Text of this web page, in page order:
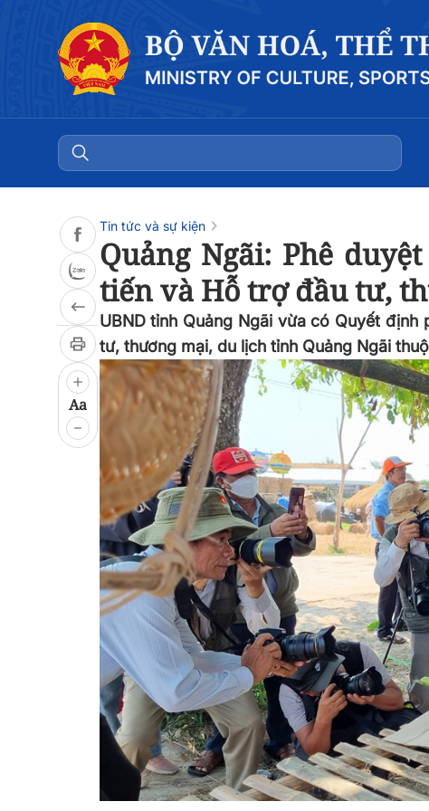
Aa
Tin tức và sự kiện
Quảng Ngãi: Phê
tiến và Hỗ trợ đầu tư,
UBND tỉnh Quảng Ngãi vừa có Quyết
tư, thương mại, du lịch tỉnh Quảng Ngãi
0:00 0:00